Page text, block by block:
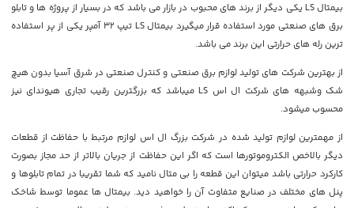
بیمتال LS یکی دیگر از برند های محبوب در بازار می باشد که در بسیار از پروژه ها و تابلو
برق های صنعتی مورد استفاده قرار میگیرد بیمتال LS تیپ 32 آمپر یکی از پر استفاده
ترین رله های حرارتی این برند می باشد.
از بهترین شرکت های تولید لوازم برق صنعتی و کنترل صنعتی در شرق آسیا بدون هیچ
شک وشبهه های شرکت ال اس LS میباشد که بزرگترین رقیب تجاری هیوندای نیز
محسوب میشود.
از مهمترین لوازم تولید شده در شرکت بزرگ ال اس لوازم مرتبط با حفاظت از قطعات
دیگر بالاخص الکتروموتورها است که اگر این حفاظت از جریان بالاتر از حد مجاز بصورت
کارکرد حرارتی باشد میتوان این قطعه را بی متال نامید که شما تقریبا در تمام تابلوها و
پنل های مختلف در صنایع متفاوت آن را خواهید دید. بیمتال ها عموما توسط شاخک